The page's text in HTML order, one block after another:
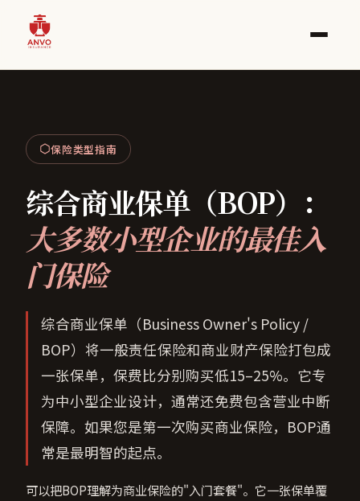
保险类型指南
综合商业保单（BOP）：
大多数小型企业的最佳入
门保险
综合商业保单（Business Owner's Policy /
BOP）将一般责任保险和商业财产保险打包成
一张保单，保费比分别购买低15–25%。它专
为中小型企业设计，通常还免费包含营业中断
保障。如果您是第一次购买商业保险，BOP通
常是最明智的起点。
可以把BOP理解为商业保险的"入门套餐"。它一张保单覆